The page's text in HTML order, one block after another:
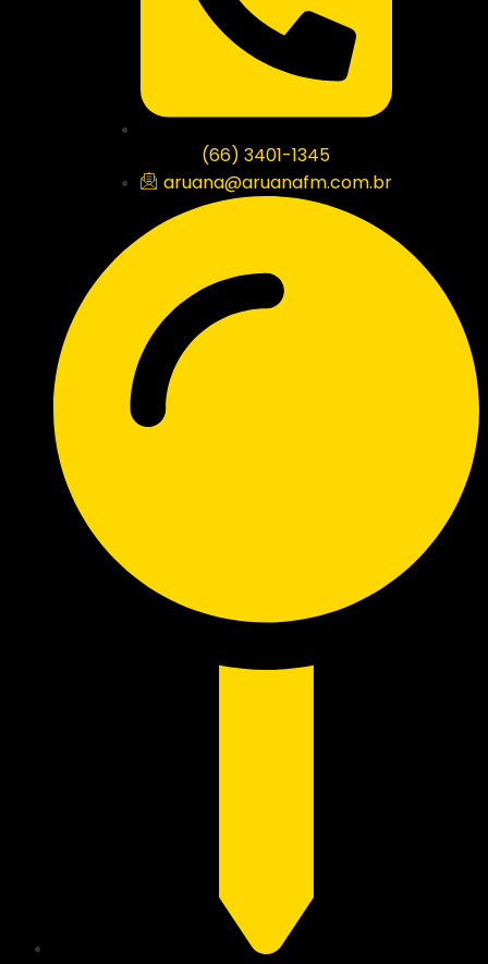
(66) 3401-1345
aruana@aruanafm.com.br